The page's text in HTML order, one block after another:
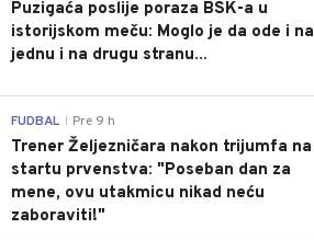
Puzigaća poslije poraza BSK-a u
istorijskom meču: Moglo je da ode i na
jednu i na drugu stranu...
FUDBAL Pre 9 h
Trener Željezničara nakon trijumfa na
startu prvenstva: "Poseban dan za
mene, ovu utakmicu nikad neću
zaboraviti!"